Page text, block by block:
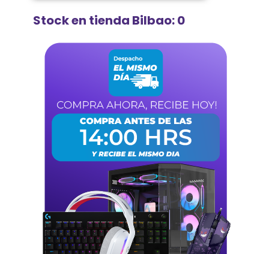
Stock en tienda Bilbao: 0